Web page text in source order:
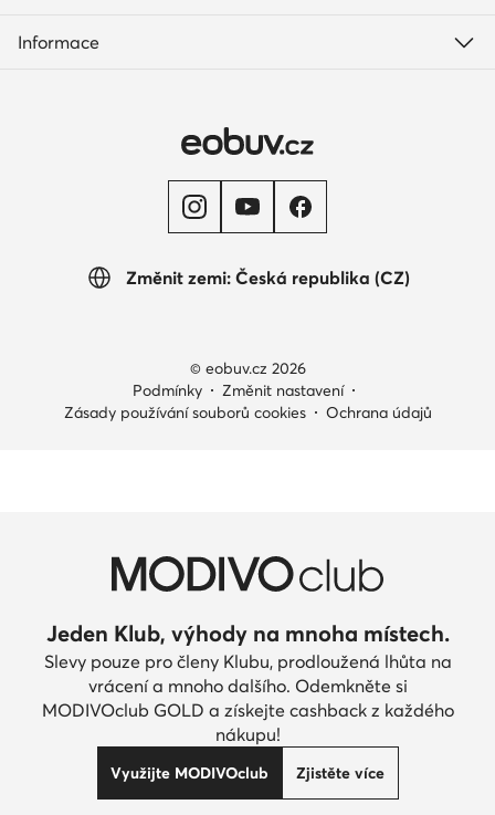
Změnit zemi: Česká republika (CZ)
Informace
© eobuv.cz 2026
Podmínky
Změnit nastavení
Zásady používání souborů cookies
Ochrana údajů
Jeden Klub, výhody na mnoha místech.
Slevy pouze pro členy Klubu, prodloužená lhůta na
vrácení a mnoho dalšího. Odemkněte si
MODIVOclub GOLD a získejte cashback z každého
nákupu!
Využijte MODIVOclub Zjistěte více